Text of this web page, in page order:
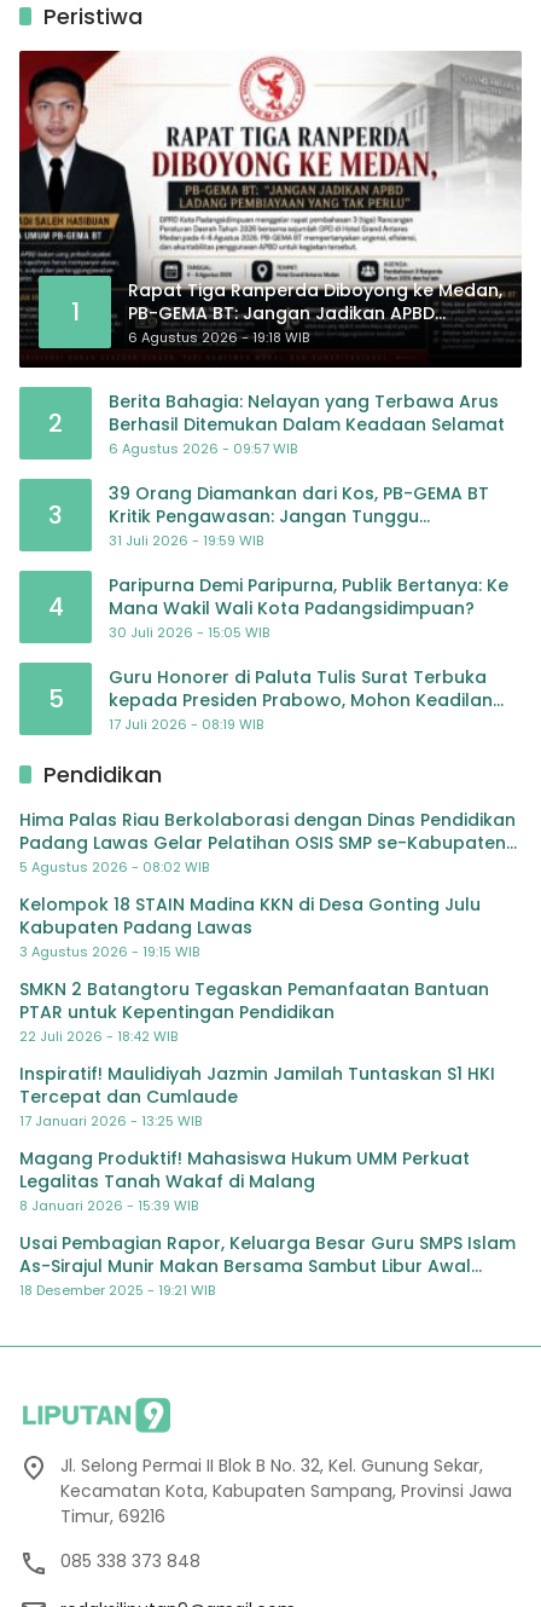
Peristiwa
1
Rapat Tiga Ranperda Diboyong ke Medan,
PB-GEMA BT: Jangan Jadikan APBD
Ladang Pembiayaan yang Tak Perlu
6 Agustus 2026 - 19:18 WIB
2
Berita Bahagia: Nelayan yang Terbawa Arus
Berhasil Ditemukan Dalam Keadaan Selamat
6 Agustus 2026 - 09:57 WIB
3
39 Orang Diamankan dari Kos, PB-GEMA BT
Kritik Pengawasan: Jangan Tunggu
Masyarakat Bergerak Baru Negara Bertindak
31 Juli 2026 - 19:59 WIB
4
Paripurna Demi Paripurna, Publik Bertanya: Ke
Mana Wakil Wali Kota Padangsidimpuan?
30 Juli 2026 - 15:05 WIB
5
Guru Honorer di Paluta Tulis Surat Terbuka
kepada Presiden Prabowo, Mohon Keadilan
atas Dugaan Kriminalisasi
17 Juli 2026 - 08:19 WIB
Pendidikan
Hima Palas Riau Berkolaborasi dengan Dinas Pendidikan
Padang Lawas Gelar Pelatihan OSIS SMP se-Kabupaten
Padang Lawas
5 Agustus 2026 - 08:02 WIB
Kelompok 18 STAIN Madina KKN di Desa Gonting Julu
Kabupaten Padang Lawas
3 Agustus 2026 - 19:15 WIB
SMKN 2 Batangtoru Tegaskan Pemanfaatan Bantuan
PTAR untuk Kepentingan Pendidikan
22 Juli 2026 - 18:42 WIB
Inspiratif! Maulidiyah Jazmin Jamilah Tuntaskan S1 HKI
Tercepat dan Cumlaude
17 Januari 2026 - 13:25 WIB
Magang Produktif! Mahasiswa Hukum UMM Perkuat
Legalitas Tanah Wakaf di Malang
8 Januari 2026 - 15:39 WIB
Usai Pembagian Rapor, Keluarga Besar Guru SMPS Islam
As-Sirajul Munir Makan Bersama Sambut Libur Awal
Semester
18 Desember 2025 - 19:21 WIB
Jl. Selong Permai II Blok B No. 32, Kel. Gunung Sekar,
Kecamatan Kota, Kabupaten Sampang, Provinsi Jawa
Timur, 69216
085 338 373 848